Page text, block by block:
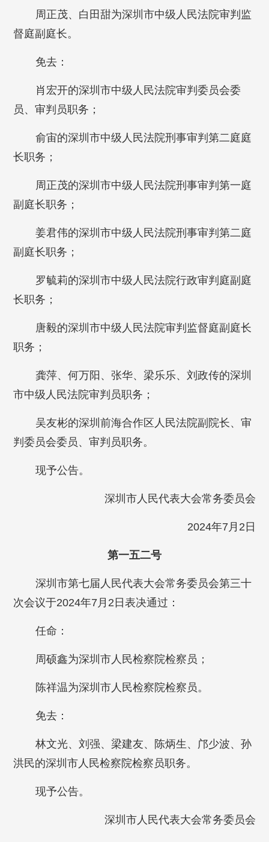
周正茂、白田甜为深圳市中级人民法院审判监
督庭副庭长。
免去：
肖宏开的深圳市中级人民法院审判委员会委
员、审判员职务；
俞宙的深圳市中级人民法院刑事审判第二庭庭
长职务；
周正茂的深圳市中级人民法院刑事审判第一庭
副庭长职务；
姜君伟的深圳市中级人民法院刑事审判第二庭
副庭长职务；
罗毓莉的深圳市中级人民法院行政审判庭副庭
长职务；
唐毅的深圳市中级人民法院审判监督庭副庭长
职务；
龚萍、何万阳、张华、梁乐乐、刘政传的深圳
市中级人民法院审判员职务；
吴友彬的深圳前海合作区人民法院副院长、审
判委员会委员、审判员职务。
现予公告。
深圳市人民代表大会常务委员会
2024年7月2日
第一五二号
深圳市第七届人民代表大会常务委员会第三十
次会议于2024年7月2日表决通过：
任命：
周硕鑫为深圳市人民检察院检察员；
陈祥温为深圳市人民检察院检察员。
免去：
林文光、刘强、梁建友、陈炳生、邝少波、孙
洪民的深圳市人民检察院检察员职务。
现予公告。
深圳市人民代表大会常务委员会